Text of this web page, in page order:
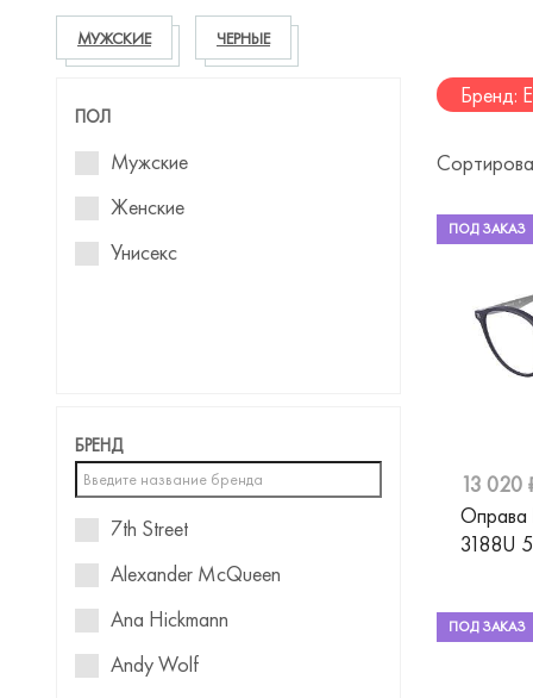
МУЖСКИЕ ЧЕРНЫЕ
ПОЛ
Мужские
Женские
Унисекс
БРЕНД
7th Street
Alexander McQueen
Ana Hickmann
Andy Wolf
Бренд:
ПОД ЗАКАЗ
13 020
Оправа
3188U
ПОД ЗАКАЗ